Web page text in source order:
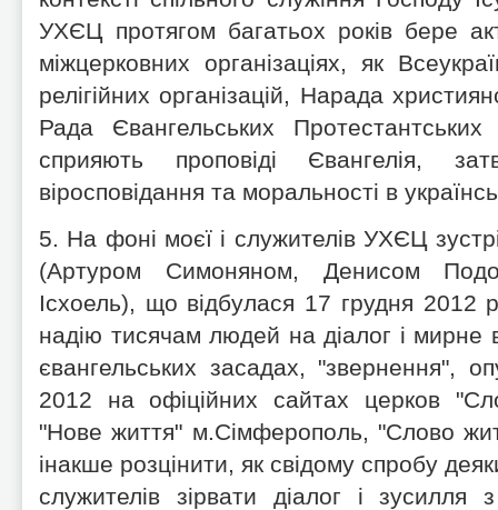
УХЄЦ протягом багатьох років бере
міжцерковних організаціях, як
релігійних організацій, Нарада
Рада Євангельських
сприяють проповіді Євангелія,
віросповідання та моральності в
5. На фоні моєї і служителів УХЄЦ
(Артуром Симоняном, Денисом
Ісхоель), що відбулася 17 грудня 2012
надію тисячам людей на діалог і мирне
євангельських засадах, "звернення",
2012 на офіційних сайтах церков
"Нове життя" м.Сімферополь, "Слово
інакше розцінити, як свідому спробу
служителів зірвати діалог і зусилля